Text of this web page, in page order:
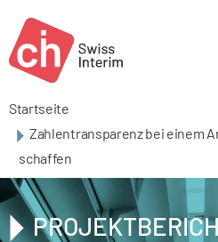
Startseite
Zahlentransparenz bei einem
schaffen